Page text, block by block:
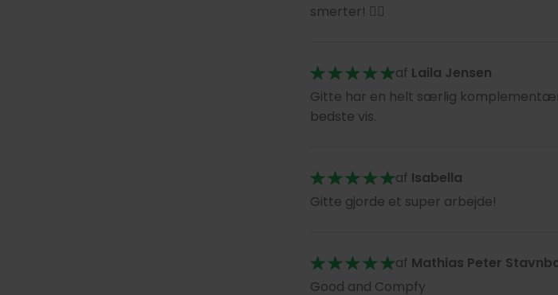
smerter! 👍🏻
af Laila Jensen
Gitte har en helt særlig
bedste vis.
af Isabella
Gitte gjorde et super arbejde!
af Mathias Peter
Good and Compfy